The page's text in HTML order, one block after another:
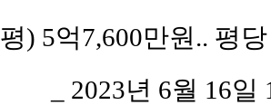
평) 5억7,600만원.. 평
_ 2023년 6월 16